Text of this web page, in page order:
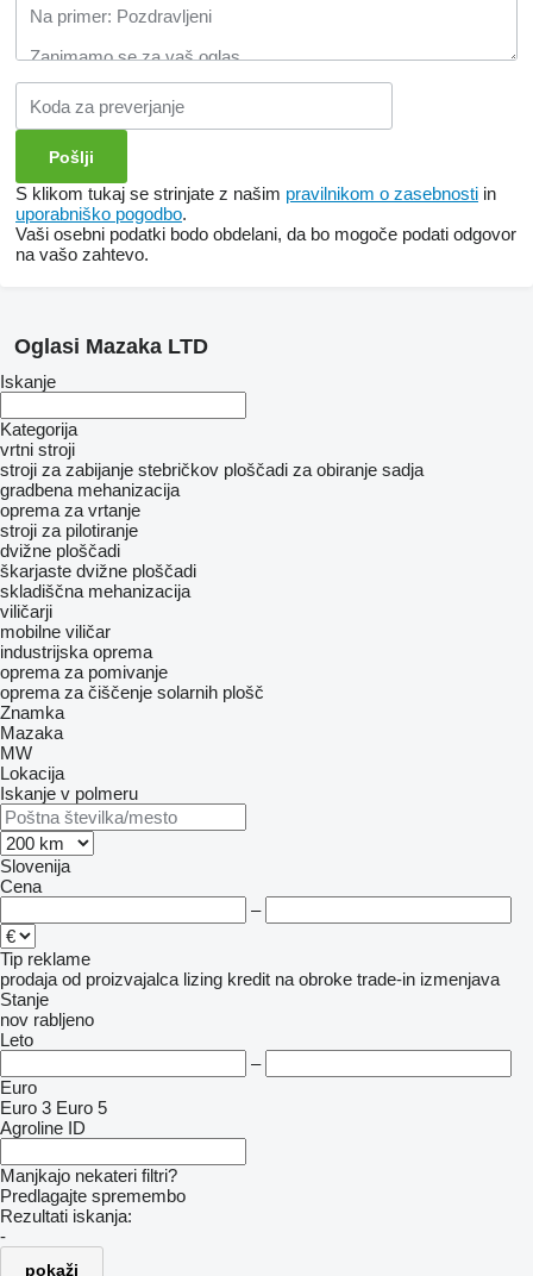
S klikom tukaj se strinjate z našim pravilnikom o zasebnosti in
uporabniško pogodbo.
Vaši osebni podatki bodo obdelani, da bo mogoče podati odgovor
na vašo zahtevo.
Oglasi Mazaka LTD
Iskanje
Kategorija
vrtni stroji
stroji za zabijanje stebričkov ploščadi za obiranje sadja
gradbena mehanizacija
oprema za vrtanje
stroji za pilotiranje
dvižne ploščadi
škarjaste dvižne ploščadi
skladiščna mehanizacija
viličarji
mobilne viličar
industrijska oprema
oprema za pomivanje
oprema za čiščenje solarnih plošč
Znamka
Mazaka
MW
Lokacija
Iskanje v polmeru
Slovenija
Cena
–
Tip reklame
prodaja od proizvajalca lizing kredit na obroke trade-in izmenjava
Stanje
nov rabljeno
Leto
–
Euro
Euro 3 Euro 5
Agroline ID
Manjkajo nekateri filtri?
Predlagajte spremembo
Rezultati iskanja:
-
pokaži